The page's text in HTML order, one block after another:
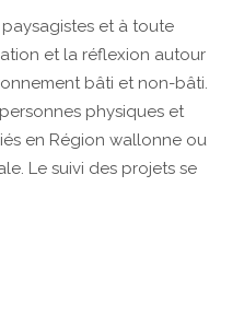
et à toute
et la réflexion autour
bâti et non-bâti.
physiques et
en Région wallonne ou
Le suivi des projets se